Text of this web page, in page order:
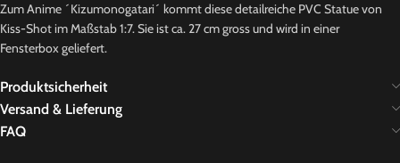
Zum Anime ´Kizumonogatari´ kommt diese detailreiche PVC Statue von
Kiss-Shot im Maßstab 1:7. Sie ist ca. 27 cm gross und wird in einer
Fensterbox geliefert.
Produktsicherheit
Versand & Lieferung
FAQ